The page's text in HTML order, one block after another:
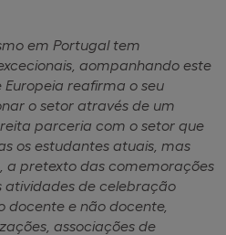
em Portugal tem
aompanhando este
Europeia reafirma o seu
o setor através de um
parceria com o setor que
os estudantes atuais, mas
a pretexto das comemorações
atividades de celebração
docente e não docente,
associações de